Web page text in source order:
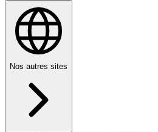
Nos autres sites